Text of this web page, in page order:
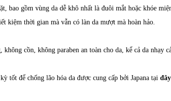
bao gồm vùng da dễ khô nhất là đuôi mắt hoặc khóe
kiệm thời gian mà vẫn có làn da mượt mà hoàn hảo.
cồn, không paraben an toàn cho da, kể cả da nhạy
tốt để chống lão hóa da được cung cấp bởi Japana tại đây